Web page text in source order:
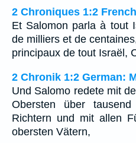
2 Chroniques 1:2
Et Salomon parla à tout
de milliers et de
principaux de tout Israël,
2 Chronik 1:2 German:
Und Salomo redete mit
Obersten über
Richtern und mit allen
obersten Vätern,